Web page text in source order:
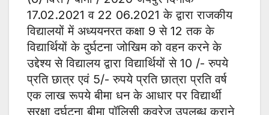
17.02.2021 व 22 06.2021 के द्वारा राजकीय
विद्यालयों में अध्ययनरत कक्षा 9 से 12 तक के
विद्यार्थियों के दुर्घटना जोखिम को वहन करने के
उद्देश्य से विद्यालय द्वारा विद्यार्थियों से 10 /- रुपये
प्रति छात्र एवं 5/- रुपये प्रति छात्रा प्रति वर्ष
एक लाख रूपये बीमा धन के आधार पर विद्यार्थी
सुरक्षा दुर्घटना बीमा पॉलिसी कवरेज उपलब्ध कराने